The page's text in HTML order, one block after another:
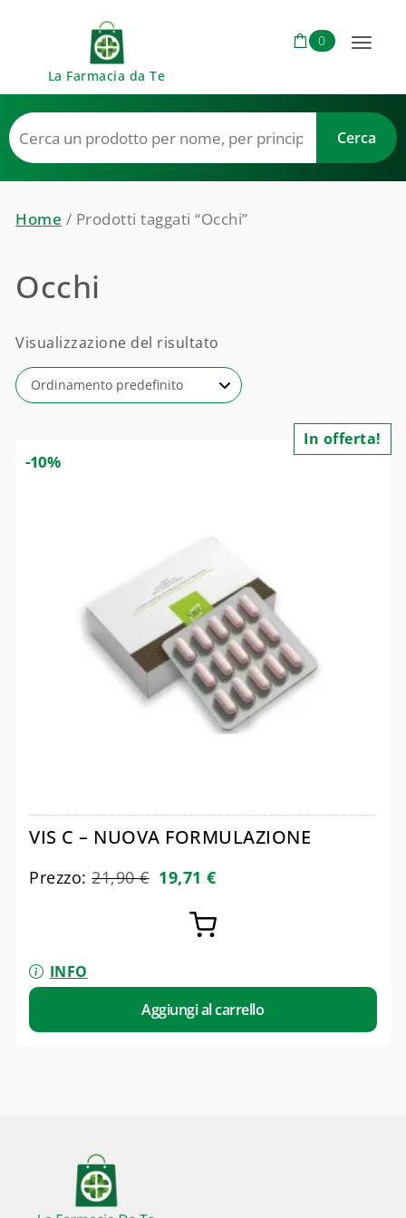
La Farmacia da Te
0
Toggle
Home / Prodotti taggati “Occhi”
Occhi
Visualizzazione del risultato
VIS C – NUOVA FORMULAZIONE
Prezzo:21,90€ 19,71€
INFO
Aggiungi al carrello
In offerta!
-10%